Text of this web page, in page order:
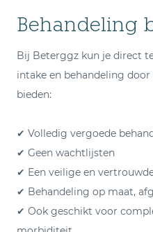
Behandeling
Bij Beterggz kun je direct
intake en behandeling
bieden:
✔ Volledig vergoede
✔ Geen wachtlijsten
✔ Een veilige en
✔ Behandeling op maat,
✔ Ook geschikt voor